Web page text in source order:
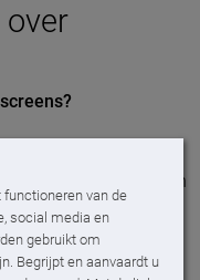
van de
social media en
gebruikt om
Begrijpt en aanvaardt u
over
Dat is het verschil
genieten van